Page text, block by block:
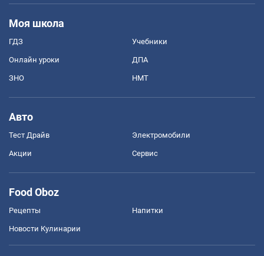
Моя школа
ГДЗ Учебники
Онлайн уроки ДПА
ЗНО НМТ
Авто
Тест Драйв Электромобили
Акции Сервис
Food Oboz
Рецепты Напитки
Новости Кулинарии